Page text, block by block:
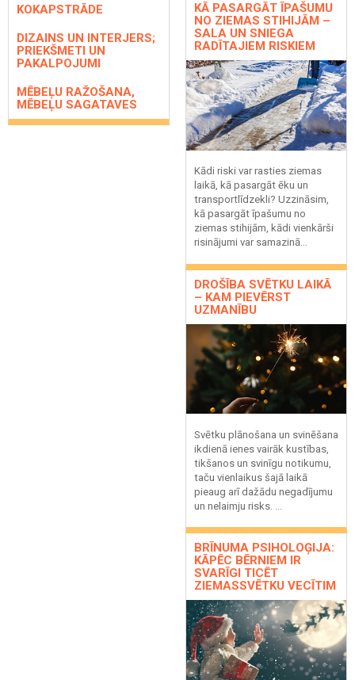
KOKAPSTRĀDE
DIZAINS UN INTERJERS;
PRIEKŠMETI UN
PAKALPOJUMI
MĒBEĻU RAŽOŠANA,
MĒBEĻU SAGATAVES
KĀ PASARGĀT ĪPAŠUMU
NO ZIEMAS STIHIJĀM –
SALA UN SNIEGA
RADĪTAJIEM RISKIEM
Kādi riski var rasties ziemas
laikā, kā pasargāt ēku un
transportlīdzekli? Uzzināsim,
kā pasargāt īpašumu no
ziemas stihijām, kādi vienkārši
risinājumi var samazinā...
DROŠĪBA SVĒTKU LAIKĀ
– KAM PIEVĒRST
UZMANĪBU
Svētku plānošana un svinēšana
ikdienā ienes vairāk kustības,
tikšanos un svinīgu notikumu,
taču vienlaikus šajā laikā
pieaug arī dažādu negadījumu
un nelaimju risks. ...
BRĪNUMA PSIHOLOĢIJA:
KĀPĒC BĒRNIEM IR
SVARĪGI TICĒT
ZIEMASSVĒTKU VECĪTIM